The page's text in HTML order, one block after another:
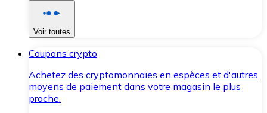
Voir toutes
Coupons crypto
Achetez des cryptomonnaies en espèces et d'autres
moyens de paiement dans votre magasin le plus
proche.